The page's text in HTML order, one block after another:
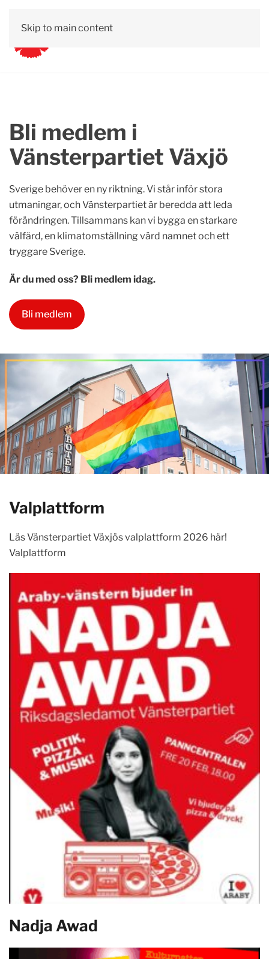
Skip to main content
Bli medlem i
Vänsterpartiet Växjö
Sverige behöver en ny riktning. Vi står inför stora
utmaningar, och Vänsterpartiet är beredda att leda
förändringen. Tillsammans kan vi bygga en starkare
välfärd, en klimatomställning värd namnet och ett
tryggare Sverige.
Är du med oss? Bli medlem idag.
Bli medlem
Valplattform
Läs Vänsterpartiet Växjös valplattform 2026 här!
Valplattform
Nadja Awad